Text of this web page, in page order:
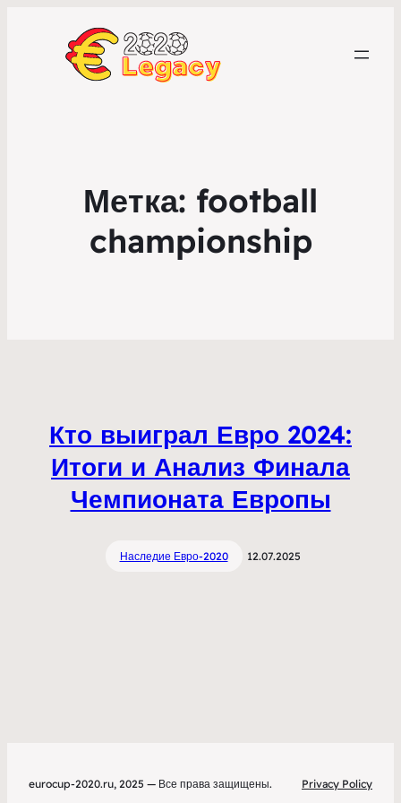
Метка: football
championship
Кто выиграл Евро 2024:
Итоги и Анализ Финала
Чемпионата Европы
Наследие Евро-2020 12.07.2025
eurocup-2020.ru, 2025 — Все права защищены. Privacy Policy